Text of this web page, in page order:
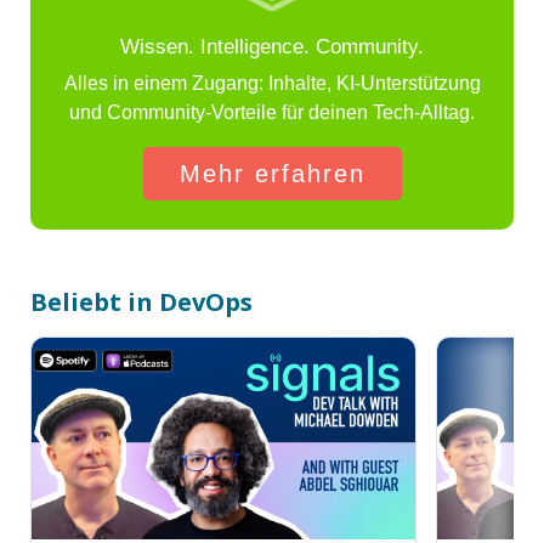
Wissen. Intelligence. Community.
Alles in einem Zugang: Inhalte, KI-Unterstützung
und Community-Vorteile für deinen Tech-Alltag.
Mehr erfahren
Beliebt in DevOps